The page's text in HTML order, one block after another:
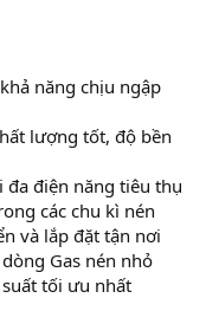
năng chịu ngập
lượng tốt, độ bền
đa điện năng tiêu thụ
các chu kì nén
và lắp đặt tận nơi
Gas nén nhỏ
tối ưu nhất